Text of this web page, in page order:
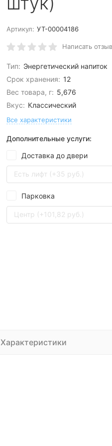
Артикул: УТ-00004186
Написать отзыв
Тип: Энергетический напиток
Срок хранения: 12
Вес товара, г: 5,676
Вкус: Классический
Все характеристики
Дополнительные услуги:
Доставка до двери
Есть лифт (+35 руб.)
Парковка
Центр (+101,82 руб.)
Характеристики